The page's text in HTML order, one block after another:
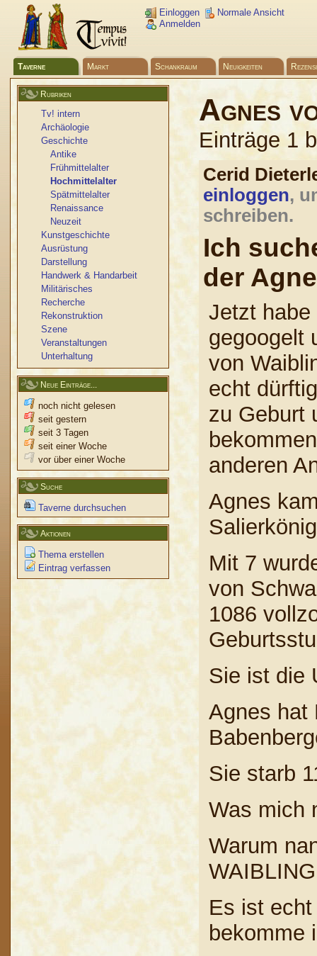
Einloggen
Anmelden
Normale Ansicht
Taverne Markt Schankraum Neuigkeiten
Rubriken
Tv! intern
Archäologie
Geschichte
Antike
Frühmittelalter
Hochmittelalter
Spätmittelalter
Renaissance
Neuzeit
Kunstgeschichte
Ausrüstung
Darstellung
Handwerk & Handarbeit
Militärisches
Recherche
Rekonstruktion
Szene
Veranstaltungen
Unterhaltung
Neue Einträge...
noch nicht gelesen
seit gestern
seit 3 Tagen
seit einer Woche
vor über einer Woche
Suche
Taverne durchsuchen
Aktionen
Thema erstellen
Eintrag verfassen
Agnes
Einträge 1
Cerid
einloggen,
schreiben.
Ich
der
Jetzt habe
gegoogelt
von
echt
zu Geburt
anderen
Agnes
Mit 7
von
1086
Sie ist die
Agnes hat
Sie starb
Was mich
Warum
Es ist
bekomme